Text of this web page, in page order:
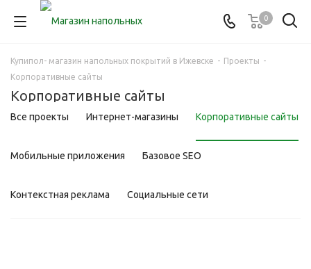
0
Купипол- магазин напольных покрытий в Ижевске - Проекты -
Корпоративные сайты
Корпоративные сайты
Все проекты Интернет-магазины Корпоративные сайты
Мобильные приложения Базовое SEO
Контекстная реклама Социальные сети